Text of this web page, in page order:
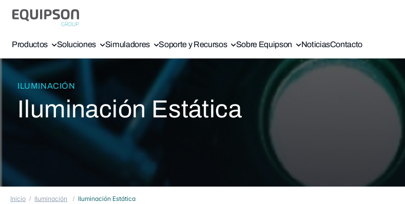
Productos Soluciones Simuladores Soporte y Recursos Sobre Equipson NoticiasContacto
ILUMINACIÓN
Iluminación Estática
Inicio Iluminación Iluminación Estática